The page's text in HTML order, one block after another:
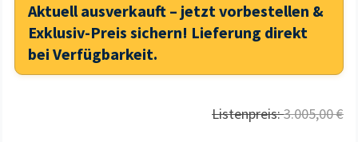
Aktuell ausverkauft – jetzt vorbestellen &
Exklusiv-Preis sichern! Lieferung direkt
bei Verfügbarkeit.
Listenpreis:3.005,00 €